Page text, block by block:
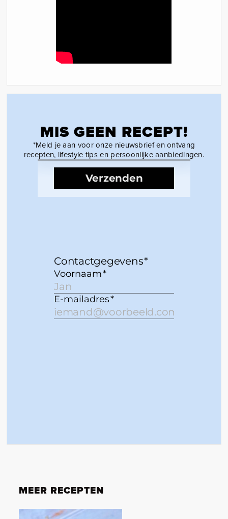
MIS GEEN RECEPT!
*Meld je aan voor onze nieuwsbrief en ontvang
recepten, lifestyle tips en persoonlijke aanbiedingen.
MEER RECEPTEN